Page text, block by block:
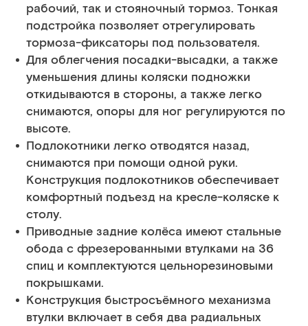
рабочий, так и стояночный тормоз. Тонкая
подстройка позволяет отрегулировать
тормоза-фиксаторы под пользователя.
Для облегчения посадки-высадки, а также
уменьшения длины коляски подножки
откидываются в стороны, а также легко
снимаются, опоры для ног регулируются по
высоте.
Подлокотники легко отводятся назад,
снимаются при помощи одной руки.
Конструкция подлокотников обеспечивает
комфортный подъезд на кресле-коляске к
столу.
Приводные задние колёса имеют стальные
обода с фрезерованными втулками на 36
спиц и комплектуются цельнорезиновыми
покрышками.
Конструкция быстросъёмного механизма
втулки включает в себя два радиальных